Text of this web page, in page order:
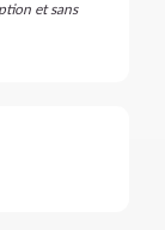
et sans